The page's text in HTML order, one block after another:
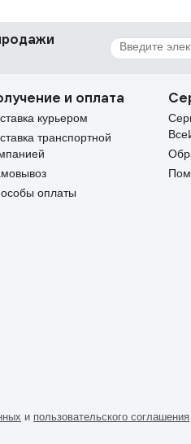
и оплата
курьером
транспортной
оплаты
и пользовательского соглашения